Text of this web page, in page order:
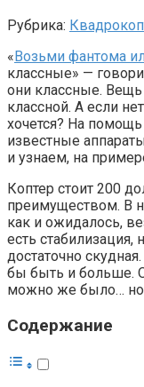
Рубрика:
«Возьми фантома
классные» —
они классные.
классной. А если
хочется? На
известные
и узнаем, на
Коптер стоит 200
преимуществом. В
как и ожидалось,
есть стабилизация,
достаточно
бы быть и больше.
можно же было… но
Содержание